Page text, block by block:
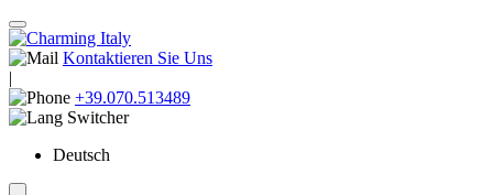
Kontaktieren Sie Uns
|
+39.070.513489
Deutsch